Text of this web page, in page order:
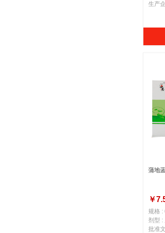
生产
蒲地
￥
规格 :
剂型 :
批准